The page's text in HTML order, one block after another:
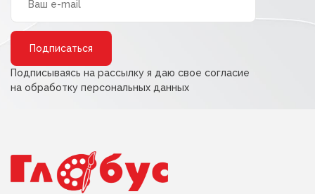
Подписываясь на рассылку я даю свое согласие
на обработку персональных данных